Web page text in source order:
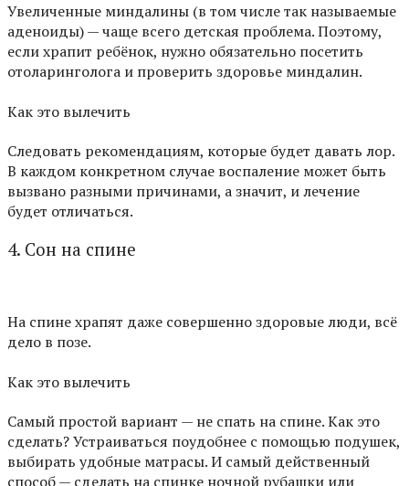
Увеличенные миндалины (в том числе так называемые
аденоиды) — чаще всего детская проблема. Поэтому,
если храпит ребёнок, нужно обязательно посетить
отоларинголога и проверить здоровье миндалин.
Как это вылечить
Следовать рекомендациям, которые будет давать лор.
В каждом конкретном случае воспаление может быть
вызвано разными причинами, а значит, и лечение
будет отличаться.
4. Сон на спине
На спине храпят даже совершенно здоровые люди, всё
дело в позе.
Как это вылечить
Самый простой вариант — не спать на спине. Как это
сделать? Устраиваться поудобнее с помощью подушек,
выбирать удобные матрасы. И самый действенный
способ — сделать на спинке ночной рубашки или